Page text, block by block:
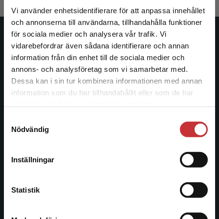
Vi använder enhetsidentifierare för att anpassa innehållet
och annonserna till användarna, tillhandahålla funktioner
för sociala medier och analysera vår trafik. Vi
vidarebefordrar även sådana identifierare och annan
information från din enhet till de sociala medier och
annons- och analysföretag som vi samarbetar med.
Dessa kan i sin tur kombinera informationen med annan
information som du har tillhandahållit eller som de har
Nödvändig
Inställningar
Statistik
Begränsad fraktregion
Det verkar som att du besöker
studentlitteratur.se via en enhet utanför Sverige.
Vi erbjuder inte leveranser utanför Sverige. För
att kunna slutföra ett köp måste
Studentlitteratur
ledande utbildningsförlag. Med läromedel, kurslitteratur,
facklitteratur, utbildningar och digitala
Kontakta oss